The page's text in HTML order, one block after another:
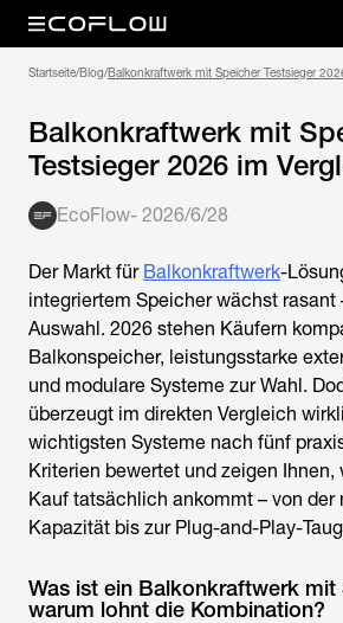
Startseite/Blog/Balkonkraftwerk mit Speicher Testsieger
Balkonkraftwerk mit
Testsieger 2026 im
EcoFlow- 2026/6/28
Der Markt für Balkonkraftwerk-
integriertem Speicher wächst rasant
Auswahl. 2026 stehen Käufern
Balkonspeicher, leistungsstarke
und modulare Systeme zur Wahl.
überzeugt im direkten Vergleich
wichtigsten Systeme nach fünf
Kriterien bewertet und zeigen Ihnen,
Kauf tatsächlich ankommt – von der
Kapazität bis zur Plug-and-Play-
Was ist ein Balkonkraftwerk mit
warum lohnt die Kombination?